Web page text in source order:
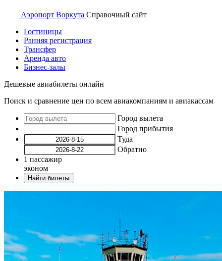
Аэропорт Воркута Справочный сайт
Гостиницы
Ранняя регистрация
Трансфер
Аренда авто
Бизнес-залы
Дешевые авиабилеты онлайн
Поиск и сравнение цен по всем авиакомпаниям и авиакассам
Город вылета
Город прибытия
Туда
Обратно
1 пассажир
эконом
Найти билеты